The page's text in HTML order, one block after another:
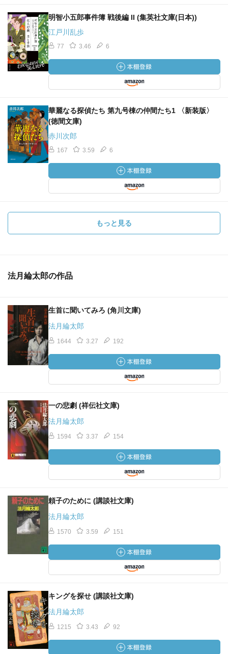
明智小五郎事件簿 戦後編 II (集英社文庫(日本))
江戸川乱歩
77 3.46 6
華麗なる探偵たち 第九号棟の仲間たち1 〈新装版〉
(徳間文庫)
赤川次郎
167 3.59 6
もっと見る
法月綸太郎の作品
生首に聞いてみろ (角川文庫)
法月綸太郎
1644 3.27 192
一の悲劇 (祥伝社文庫)
法月綸太郎
1594 3.37 154
頼子のために (講談社文庫)
法月綸太郎
1570 3.59 151
キングを探せ (講談社文庫)
法月綸太郎
1215 3.43 92